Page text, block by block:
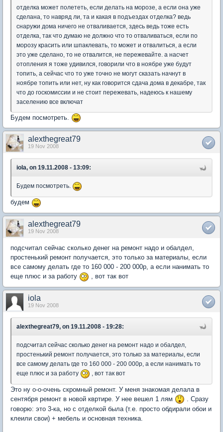
отделка может полететь, если делать на морозе, а если она уже
сделана, то навряд ли, та и какая в подъездах отделка? ведь
снаружи дома ничего не отваливается, здесь ведь тоже есть
отделка, так что думаю не должно что то отваливаться, если по
морозу красить или шпаклевать, то может и отвалиться, а если
это уже сделано, то не отвалится, не пережевайте. а насчет
отопления я тоже удивился, говорили что в ноябре уже будут
топить, а сейчас что то уже точно не могут сказать начнут в
ноябре топить или нет, ну как говорится сдача дома в декабре, так
что до госкомиссии и не стоит пережевать, надеюсь к нашему
заселению все включат
Будем посмотреть.
alexthegreat79
19 Nov 2008
iola, on 19.11.2008 - 13:09:
Будем посмотреть.
будем
alexthegreat79
19 Nov 2008
подсчитал сейчас сколько денег на ремонт надо и обалдел,
простенький ремонт получается, это только за материалы, если
все самому делать где то 160 000 - 200 000р, а если нанимать то
еще плюс и за работу
, вот так вот
iola
19 Nov 2008
alexthegreat79, on 19.11.2008 - 19:28:
подсчитал сейчас сколько денег на ремонт надо и обалдел,
простенький ремонт получается, это только за материалы, если
все самому делать где то 160 000 - 200 000р, а если нанимать то
еще плюс и за работу
, вот так вот
Это ну о-о-очень скромный ремонт. У меня знакомая делала в
сентября ремонт в новой квртире. У нее вешел 1 лям
. Сразу
говорю: это 3-ка, но с отделкой была (т.е. просто обдирали обои и
клеили свои) + мебель и основная техника.